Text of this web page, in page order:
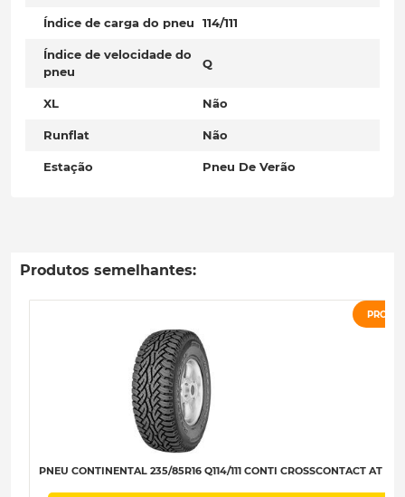
Índice de carga do pneu 114/111
Índice de velocidade do
pneu
Q
XL Não
Runflat Não
Estação Pneu De Verão
Produtos semelhantes:
PNEU CONTINENTAL 235/85R16 Q114/111 CONTI CROSSCONTACT AT F-